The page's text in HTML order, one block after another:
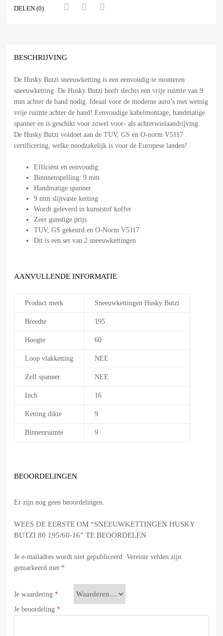
DELEN (0)
BESCHRIJVING
De Husky Butzi sneeuwketting is een eenvoudig te monteren
sneeuwketting. De Husky Butzi heeft slechts een vrije ruimte van 9
mm achter de band nodig. Ideaal voor de moderne auto’s met weinig
vrije ruimte achter de band! Eenvoudige kabelmontage, handmatige
spanner en is geschikt voor zowel voor- als achterwielaandrijving.
De Husky Butzi voldoet aan de TUV, GS en O-norm V5117
certificering, welke noodzakelijk is voor de Europese landen!
Efficiënt en eenvoudig
Binnnenspelling: 9 mm
Handmatige spanner
9 mm slijtvaste ketting
Wordt geleverd in kunststof koffer
Zeer gunstige prijs
TUV, GS gekeurd en O-Norm V5117
Dit is een set van 2 sneeuwkettingen
AANVULLENDE INFORMATIE
Product merk Sneeuwkettingen Husky Butzi
Breedte 195
Hoogte 60
Loop vlakketting NEE
Zelf spanner NEE
Inch 16
Ketting dikte 9
Binnenruimte 9
BEOORDELINGEN
Er zijn nog geen beoordelingen.
WEES DE EERSTE OM “SNEEUWKETTINGEN HUSKY
BUTZI 80 195/60-16” TE BEOORDELEN
Je e-mailadres wordt niet gepubliceerd. Vereiste velden zijn
gemarkeerd met *
Je waardering *
Je beoordeling *